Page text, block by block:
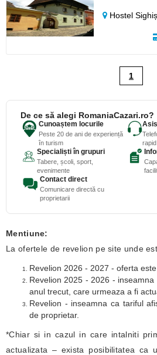
Hostel
1
De ce să alegi RomaniaCazari.ro?
Cunoaștem locurile
Peste 20 de ani de experiență
în turism
Specialiști în grupuri
Tabere, școli, sport,
evenimente
Contact direct
Comunicare directă cu
proprietarii
Mentiune:
La ofertele de revelion pe site unde
Revelion 2026 - 2027 - oferta este
Revelion 2025 - 2026 -
anul trecut, care urmeaza a fi
Revelion - inseamna ca tariful
de proprietar.
*Chiar si in cazul in care intalniti
actualizata – exista posibilitatea ca